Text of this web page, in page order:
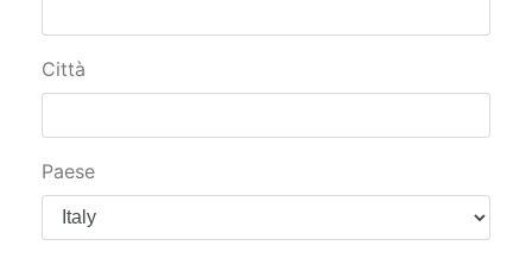
Città
Paese
Data arrivo